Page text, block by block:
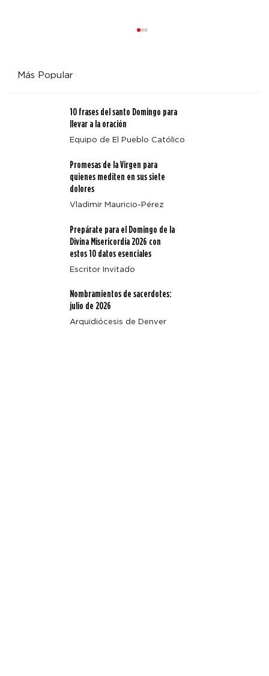
Arquidiócesis de Denver emite un aviso sobre Octavio
Más Popular
10 frases del santo Domingo para
llevar a la oración
Equipo de El Pueblo Católico
Promesas de la Virgen para
quienes mediten en sus siete
dolores
Vladimir Mauricio-Pérez
Prepárate para el Domingo de la
Divina Misericordia 2026 con
estos 10 datos esenciales
Escritor Invitado
Nombramientos de sacerdotes:
julio de 2026
Arquidiócesis de Denver